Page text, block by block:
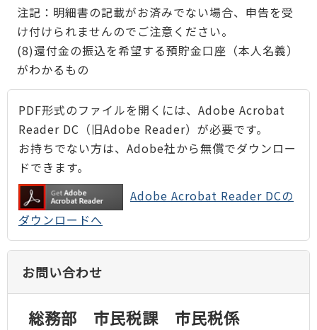
注記：明細書の記載がお済みでない場合、申告を受
け付けられませんのでご注意ください。
(8)還付金の振込を希望する預貯金口座（本人名義）
がわかるもの
PDF形式のファイルを開くには、Adobe Acrobat
Reader DC（旧Adobe Reader）が必要です。
お持ちでない方は、Adobe社から無償でダウンロー
ドできます。
Adobe Acrobat Reader DCの
ダウンロードへ
お問い合わせ
総務部 市民税課 市民税係